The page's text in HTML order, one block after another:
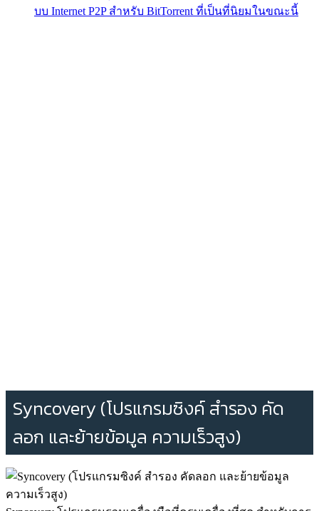
บบ Internet P2P สำหรับ BitTorrent ที่เป็นที่นิยมในขณะนี้
Syncovery (โปรแกรมซิงค์ สำรอง คัด
ลอก และย้ายข้อมูล ความเร็วสูง)